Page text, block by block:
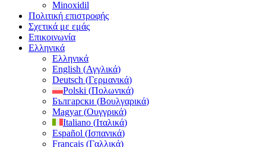
Minoxidil
Πολιτική επιστροφής
Σχετικά με εμάς
Επικοινωνία
Ελληνικά
Ελληνικά
English (Αγγλικά)
Deutsch (Γερμανικά)
Polski (Πολωνικά)
Български (Βουλγαρικά)
Magyar(Ουγγρικά)
Italiano (Ιταλικά)
Español (Ισπανικά)
Français (Γαλλικά)